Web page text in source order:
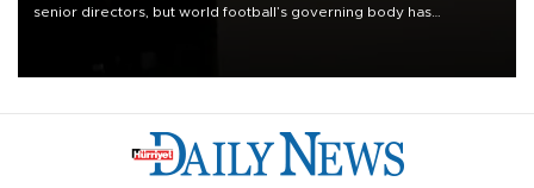
senior directors, but world football’s governing body has